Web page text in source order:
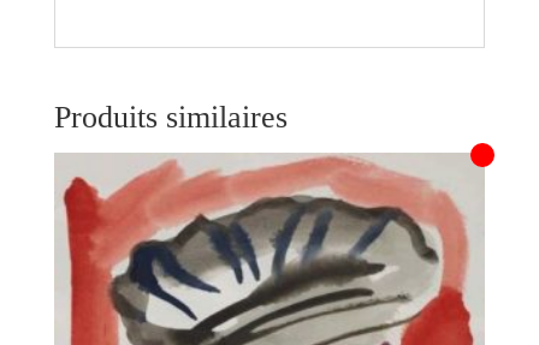
Produits similaires